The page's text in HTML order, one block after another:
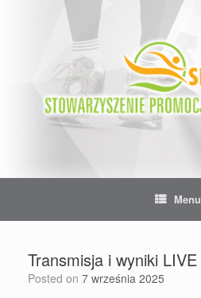
Menu
Transmisja i wyniki LIVE
Posted on 7 września 2025